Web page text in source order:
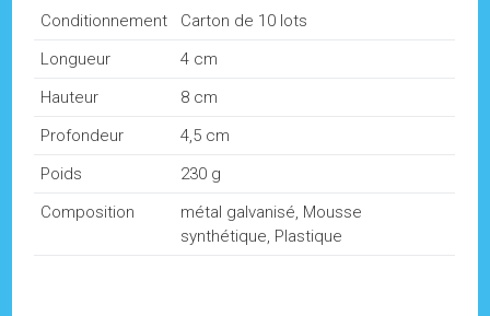
Conditionnement
Carton de 10 lots
Longueur
4 cm
Hauteur
8 cm
Profondeur
4,5 cm
Poids
230 g
Composition
métal galvanisé, Mousse
synthétique, Plastique